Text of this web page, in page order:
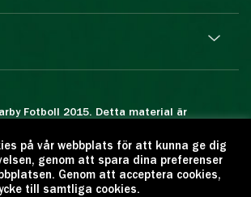
Fotboll 2015. Detta material är
eller annan kopiering är förbjuden.
oss gärna men ange källan:
Ansvarig utgivare:
på vår webbplats för att kunna ge dig
genom att spara dina preferenser
Genom att acceptera cookies,
till samtliga cookies.